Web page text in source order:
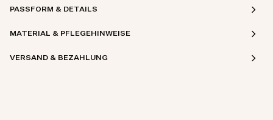
PASSFORM & DETAILS
MATERIAL & PFLEGEHINWEISE
VERSAND & BEZAHLUNG